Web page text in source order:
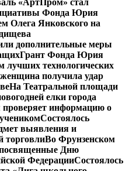
Фонда Юрия
Олега Янковского на
дополнительные меры
Грант Фонда Юрия
лучших технологических
получила удар
На Театральной площади
елки города
информацию о
Состоялось
выявления и
торговлиВо Фрунзенском
Дню
ФедерацииСостоялось